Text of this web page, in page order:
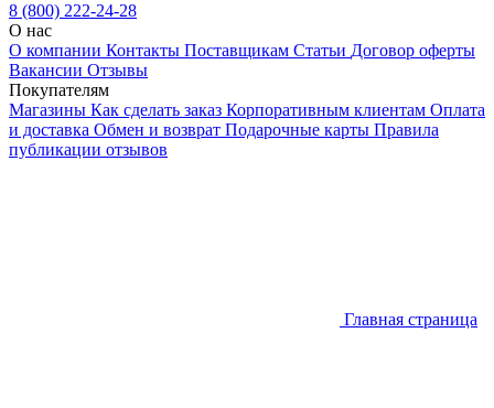
8 (800) 222-24-28
О нас
О компании Контакты Поставщикам Статьи Договор оферты
Вакансии Отзывы
Покупателям
Магазины Как сделать заказ Корпоративным клиентам Оплата
и доставка Обмен и возврат Подарочные карты Правила
публикации отзывов
Главная страница